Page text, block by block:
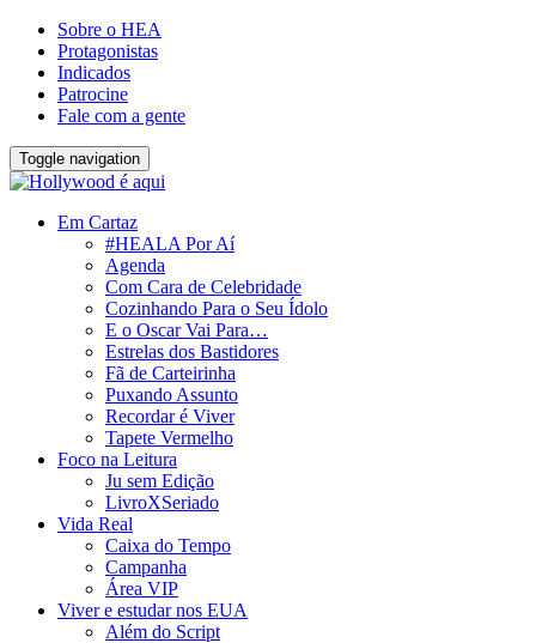
Sobre o HEA
Protagonistas
Indicados
Patrocine
Fale com a gente
Toggle navigation
Em Cartaz
#HEALA Por Aí
Agenda
Com Cara de Celebridade
Cozinhando Para o Seu Ídolo
E o Oscar Vai Para…
Estrelas dos Bastidores
Fã de Carteirinha
Puxando Assunto
Recordar é Viver
Tapete Vermelho
Foco na Leitura
Ju sem Edição
LivroXSeriado
Vida Real
Caixa do Tempo
Campanha
Área VIP
Viver e estudar nos EUA
Além do Script